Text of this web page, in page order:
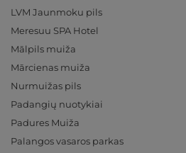
LVM Jaunmoku pils
Meresuu SPA Hotel
Mālpils muiža
Mārcienas muiža
Nurmuižas pils
Padangių nuotykiai
Padures Muiža
Palangos vasaros parkas